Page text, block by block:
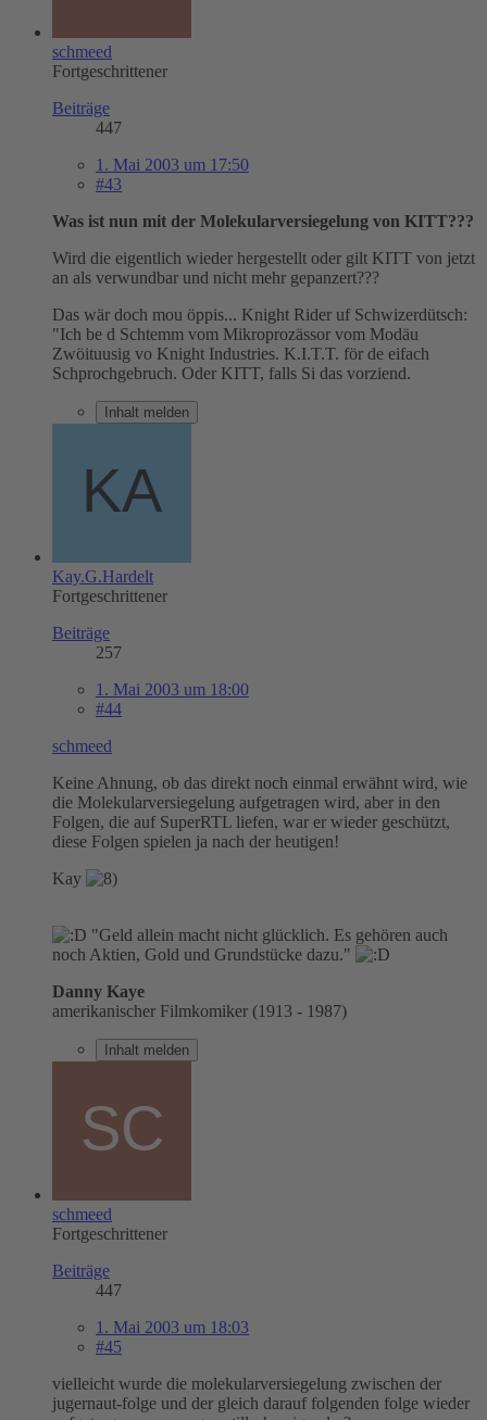
schmeed
Fortgeschrittener
Beiträge
447
1. Mai 2003 um 17:50
#43
Was ist nun mit der Molekularversiegelung von KITT???
Wird die eigentlich wieder hergestellt oder gilt KITT von jetzt
an als verwundbar und nicht mehr gepanzert???
Das wär doch mou öppis... Knight Rider uf Schwizerdütsch:
"Ich be d Schtemm vom Mikroprozässor vom Modäu
Zwöituusig vo Knight Industries. K.I.T.T. för de eifach
Schprochgebruch. Oder KITT, falls Si das vorziend.
Inhalt melden
Kay.G.Hardelt
Fortgeschrittener
Beiträge
257
1. Mai 2003 um 18:00
#44
schmeed
Keine Ahnung, ob das direkt noch einmal erwähnt wird, wie
die Molekularversiegelung aufgetragen wird, aber in den
Folgen, die auf SuperRTL liefen, war er wieder geschützt,
diese Folgen spielen ja nach der heutigen!
Kay
"Geld allein macht nicht glücklich. Es gehören auch
noch Aktien, Gold und Grundstücke dazu."
Danny Kaye
amerikanischer Filmkomiker (1913 - 1987)
Inhalt melden
schmeed
Fortgeschrittener
Beiträge
447
1. Mai 2003 um 18:03
#45
vielleicht wurde die molekularversiegelung zwischen der
jugernaut-folge und der gleich darauf folgenden folge wieder